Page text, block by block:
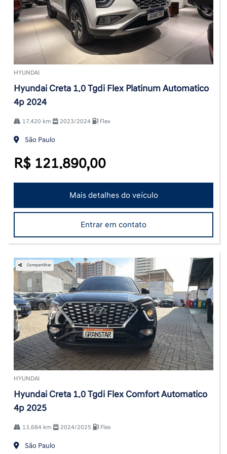
HYUNDAI
Hyundai Creta 1.0 Tgdi Flex Platinum Automatico
4p 2024
17.420 km 2023/2024 Flex
São Paulo
R$ 121.890,00
Mais detalhes do veículo
Entrar em contato
Compartilhar
HYUNDAI
Hyundai Creta 1.0 Tgdi Flex Comfort Automatico
4p 2025
13.684 km 2024/2025 Flex
São Paulo